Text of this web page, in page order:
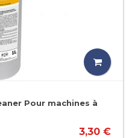
Pour machines à
3,30 €